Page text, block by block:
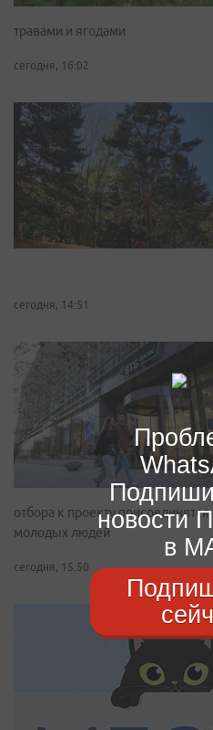
травами и ягодами
сегодня, 16:02
сегодня, 14:51
отбора к проекту
молодых людей
сегодня, 15:50
новости
в